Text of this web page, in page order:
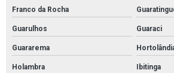
Pinturas para pisos industriais epoxi
Preço de pintura de quadra poliesportiva
Quanto custa o metro quadrado de pintura epóxi
Franco da Rocha
Guarulhos Guaraci
Guararema
Holambra Ibitinga